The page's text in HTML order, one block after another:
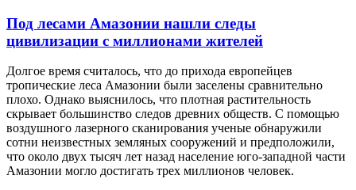
Под лесами Амазонии нашли следы
цивилизации с миллионами жителей
Долгое время считалось, что до прихода европейцев
тропические леса Амазонии были заселены сравнительно
плохо. Однако выяснилось, что плотная растительность
скрывает большинство следов древних обществ. С помощью
воздушного лазерного сканирования ученые обнаружили
сотни неизвестных земляных сооружений и предположили,
что около двух тысяч лет назад население юго-западной части
Амазонии могло достигать трех миллионов человек.